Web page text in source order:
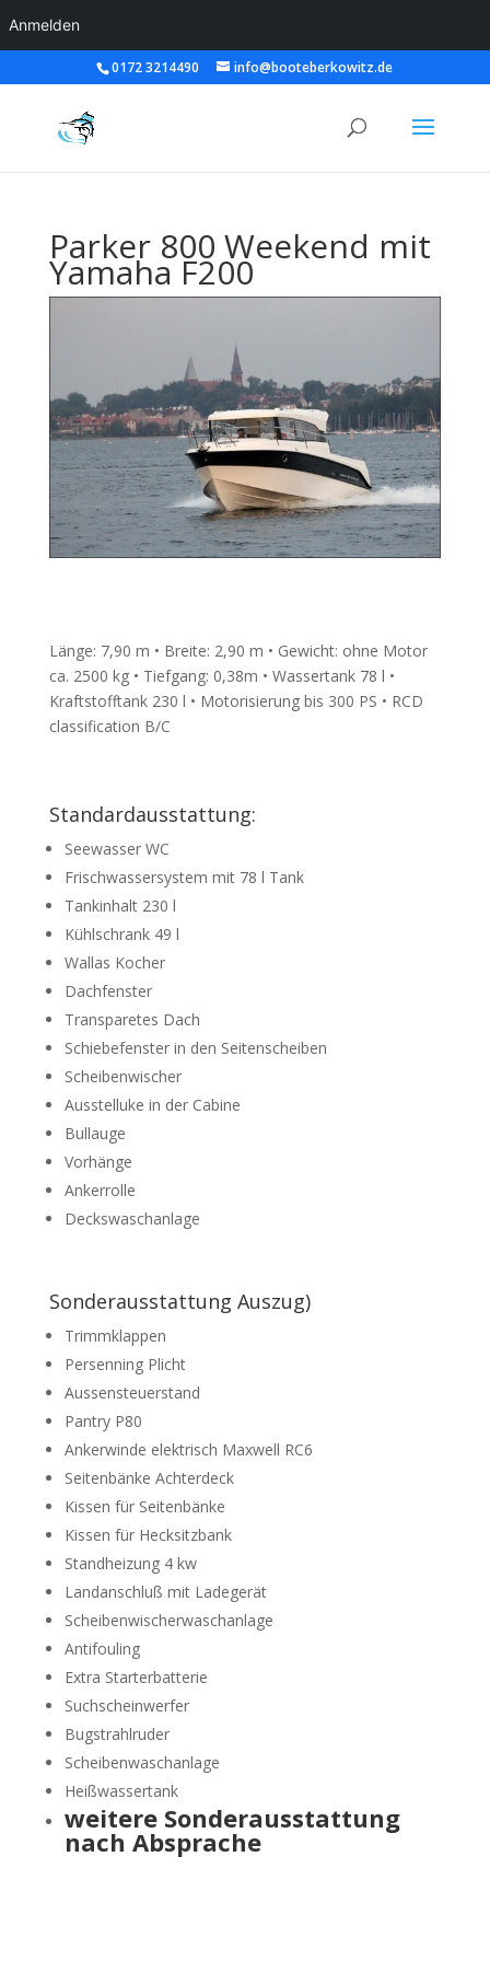
0172 3214490 info@booteberkowitz.de
Parker 800 Weekend mit
Yamaha F200
Länge: 7,90 m • Breite: 2,90 m • Gewicht: ohne Motor
ca. 2500 kg • Tiefgang: 0,38m • Wassertank 78 l •
Kraftstofftank 230 l • Motorisierung bis 300 PS • RCD
classification B/C
Standardausstattung:
Seewasser WC
Frischwassersystem mit 78 l Tank
Tankinhalt 230 l
Kühlschrank 49 l
Wallas Kocher
Dachfenster
Transparetes Dach
Schiebefenster in den Seitenscheiben
Scheibenwischer
Ausstelluke in der Cabine
Bullauge
Vorhänge
Ankerrolle
Deckswaschanlage
Sonderausstattung Auszug)
Trimmklappen
Persenning Plicht
Aussensteuerstand
Pantry P80
Ankerwinde elektrisch Maxwell RC6
Seitenbänke Achterdeck
Kissen für Seitenbänke
Kissen für Hecksitzbank
Standheizung 4 kw
Landanschluß mit Ladegerät
Scheibenwischerwaschanlage
Antifouling
Extra Starterbatterie
Suchscheinwerfer
Bugstrahlruder
Scheibenwaschanlage
Heißwassertank
weitere Sonderausstattung
nach Absprache
Anmelden